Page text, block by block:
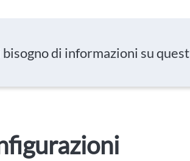
bisogno di informazioni su